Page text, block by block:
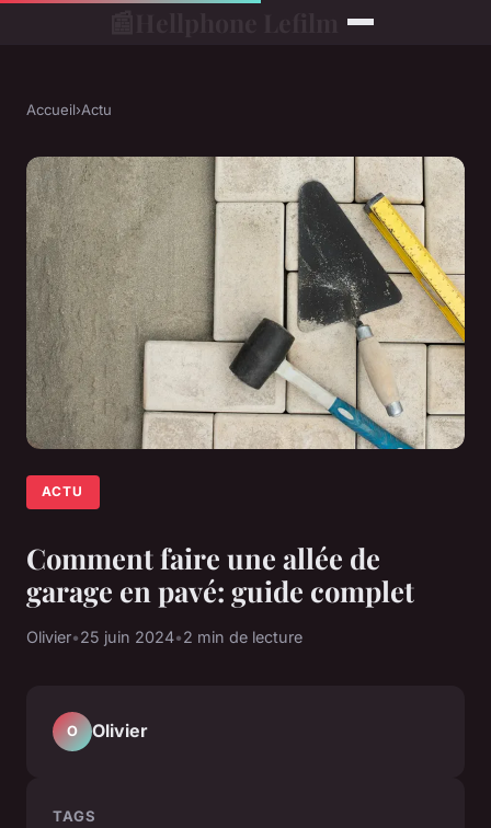
Accueil›Actu
ACTU
Comment faire une allée de
garage en pavé: guide complet
Olivier•25 juin 2024•2 min de lecture
O Olivier
TAGS